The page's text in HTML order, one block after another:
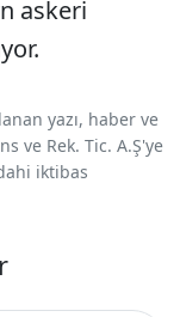
askeri
yazı, haber ve
ve Rek. Tic. A.Ş'ye
iktibas